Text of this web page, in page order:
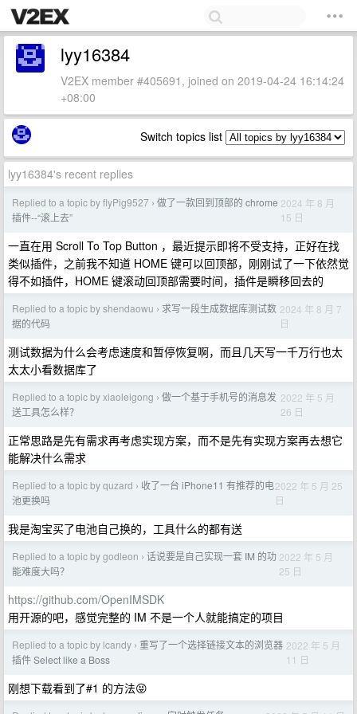
lyy16384
V2EX member #405691, joined on 2019-04-24 16:14:24
+08:00
Switch topics list
lyy16384's recent replies
Replied to a topic by flyPig9527 › 做了一款回到顶部的 chrome
插件--“滚上去”
2024 年 8 月
15 日
一直在用 Scroll To Top Button ，最近提示即将不受支持，正好在找
类似插件，之前我不知道 HOME 键可以回顶部，刚刚试了一下依然觉
得不如插件，HOME 键滚动回顶部需要时间，插件是瞬移回去的
Replied to a topic by shendaowu › 求写一段生成数据库测试数
据的代码
2024 年 8 月 7
日
测试数据为什么会考虑速度和暂停恢复啊，而且几天写一千万行也太
太太小看数据库了
Replied to a topic by xiaoleigong › 做一个基于手机号的消息发
送工具怎么样？
2022 年 5 月
26 日
正常思路是先有需求再考虑实现方案，而不是先有实现方案再去想它
能解决什么需求
Replied to a topic by quzard › 收了一台 iPhone11 有推荐的电
池更换吗
2022 年 5 月 25
日
我是淘宝买了电池自己换的，工具什么的都有送
Replied to a topic by godleon › 话说要是自己实现一套 IM 的功
能难度大吗？
2022 年 5 月
25 日
https://github.com/OpenIMSDK
用开源的吧，感觉完整的 IM 不是一个人就能搞定的项目
Replied to a topic by lcandy › 重写了一个选择链接文本的浏览器
插件 Select like a Boss
2022 年 5 月
11 日
刚想下载看到了#1 的方法😝